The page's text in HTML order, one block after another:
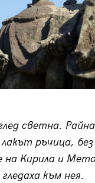
светна.
ръчица,
на Кирила и
към нея.